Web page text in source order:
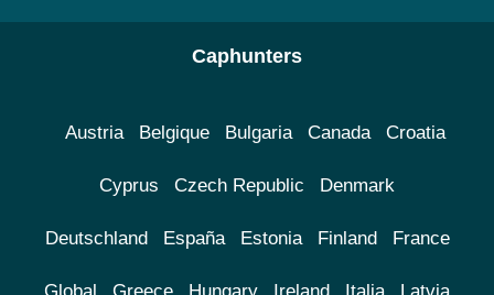
Caphunters
Austria Belgique Bulgaria Canada Croatia
Cyprus Czech Republic Denmark
Deutschland España Estonia Finland France